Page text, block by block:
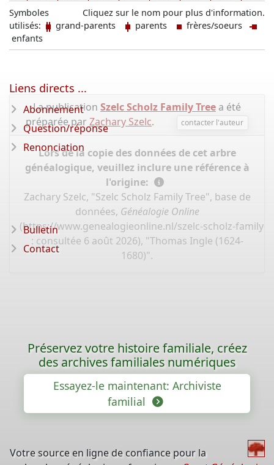
Cliquez sur le nom pour plus d'information.
Symboles
utilisés:
grand-parents parents
frères/soeurs
enfants
La publication Szelc Scholz Family Tree a été
préparée parZachary Szelc. contacter l'auteur
Lors de la copie des données de cet arbre
généalogique, veuillez inclure une référence à
l'origine:
Zachary Szelc, "Szelc Scholz Family Tree", base de
données, Généalogie Online
(https://www.genealogieonline.nl/szelc-scholz-family-
: consultée 6 août 2026), "Thomas Ingle (1624-
1680)".
Liens directs ...
Abonnement
Question/réponse
Renonciation
Bulletin
Contact
Préservez votre histoire familiale, créez
des archives familiales numériques
Essayez-le maintenant: Archiviste
familial
Votre source en ligne de confiance pour la